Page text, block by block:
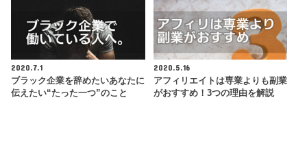
2020.7.1
ブラック企業を辞めたいあなたに
伝えたい“たった一つ”のこと
2020.5.16
アフィリエイトは専業よりも副業
がおすすめ！3つの理由を解説